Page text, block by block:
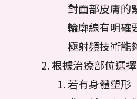
對面部皮膚的
輪廓線有明確
極射頻技術能
根據治療部位選擇
若有身體塑形